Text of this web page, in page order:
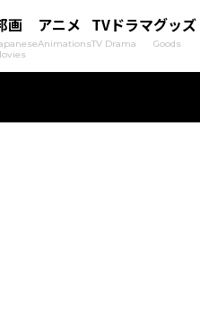
画 アニメ
Animations
TVドラマ
TV Drama
グッズ
Goods